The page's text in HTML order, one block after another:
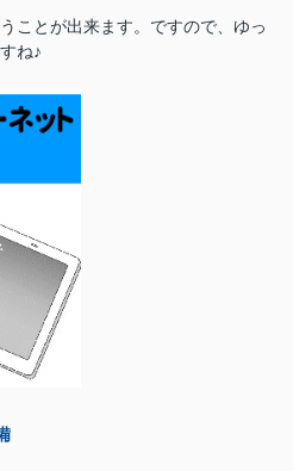
ことが出来ます。ですので、ゆっ
ね♪